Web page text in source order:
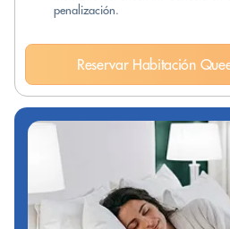
penalización.
Reservar Habitación